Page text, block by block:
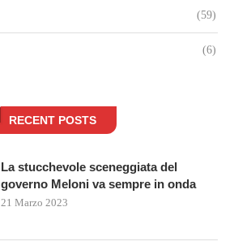
(59)
(6)
RECENT POSTS
La stucchevole sceneggiata del
governo Meloni va sempre in onda
21 Marzo 2023